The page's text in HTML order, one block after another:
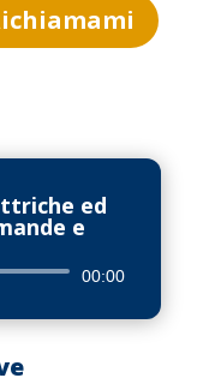
ed
e
00:00